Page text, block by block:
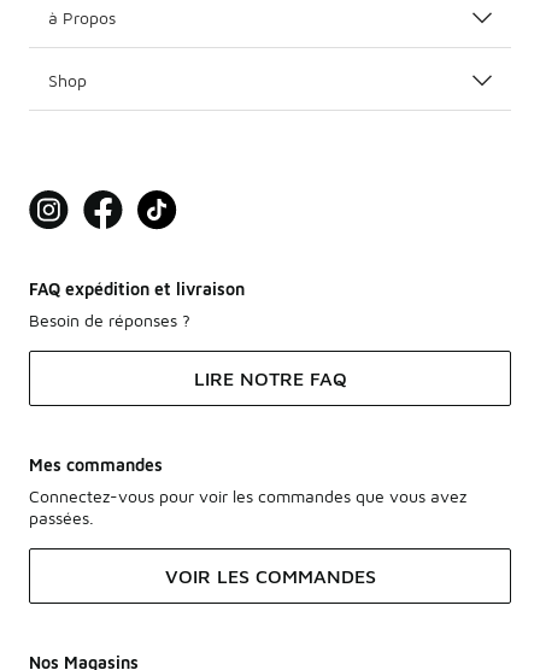
à Propos
Shop
FAQ expédition et livraison
Besoin de réponses ?
LIRE NOTRE FAQ
Mes commandes
Connectez-vous pour voir les commandes que vous avez
passées.
VOIR LES COMMANDES
Nos Magasins